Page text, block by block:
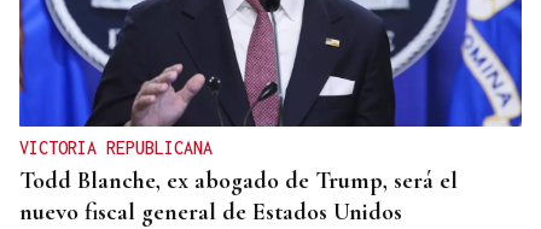
VICTORIA REPUBLICANA
Todd Blanche, ex abogado de Trump, será el
nuevo fiscal general de Estados Unidos